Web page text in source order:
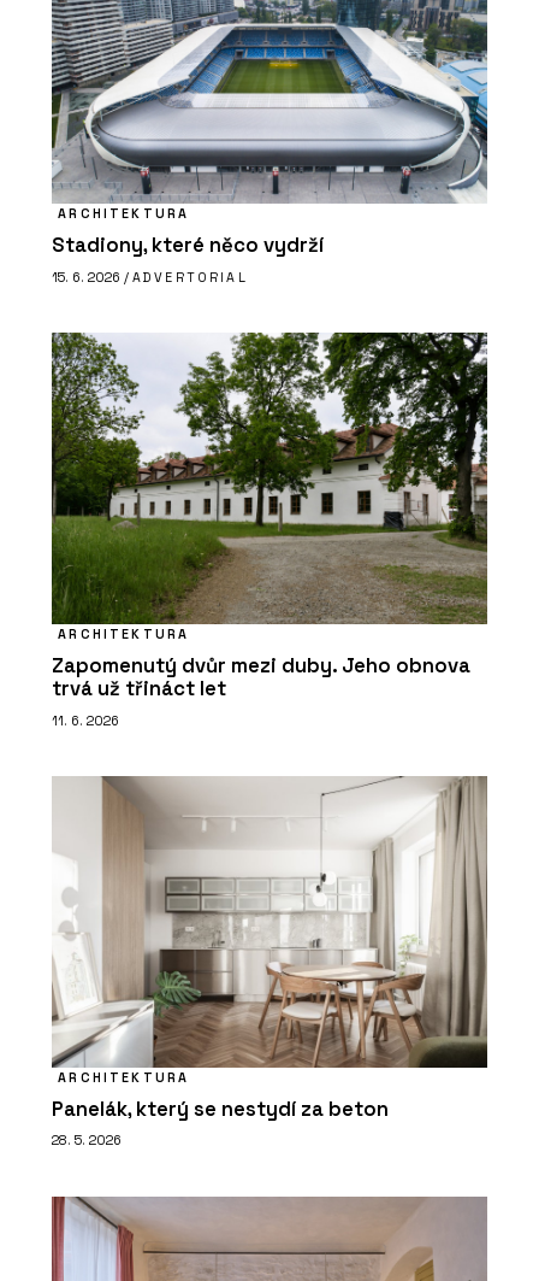
ARCHITEKTURA
Stadiony, které něco vydrží
15. 6. 2026 / ADVERTORIAL
ARCHITEKTURA
Zapomenutý dvůr mezi duby. Jeho obnova
trvá už třináct let
11. 6. 2026
ARCHITEKTURA
Panelák, který se nestydí za beton
28. 5. 2026